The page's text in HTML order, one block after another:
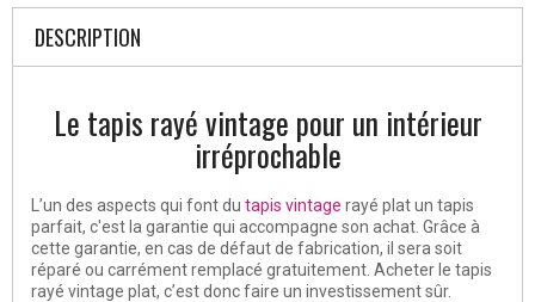
DESCRIPTION
Le tapis rayé vintage pour un intérieur
irréprochable
L’un des aspects qui font du tapis vintage rayé plat un tapis
parfait, c'est la garantie qui accompagne son achat. Grâce à
cette garantie, en cas de défaut de fabrication, il sera soit
réparé ou carrément remplacé gratuitement. Acheter le tapis
rayé vintage plat, c’est donc faire un investissement sûr.